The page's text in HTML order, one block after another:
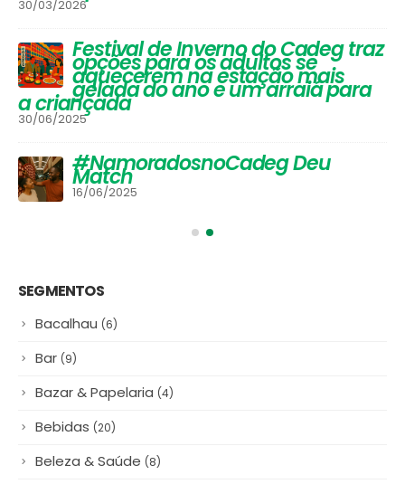
30/03/2026
Festival de Inverno do Cadeg traz
opções para os adultos se
aquecerem na estação mais
gelada do ano e um arraiá para
a criançada
30/06/2025
#NamoradosnoCadeg Deu
Match
16/06/2025
SEGMENTOS
Bacalhau (6)
Bar (9)
Bazar & Papelaria (4)
Bebidas (20)
Beleza & Saúde (8)